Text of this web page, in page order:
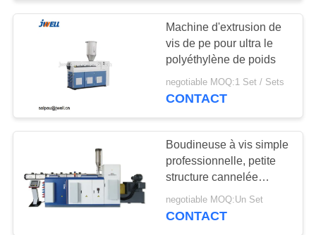
Machine de
soufflage
12
Machine d'extrusion de
vis de pe pour ultra le
polyéthylène de poids
negotiable MOQ:1 Set / Sets
CONTACT
Boudineuse à vis simple
professionnelle, petite
structure cannelée
d'extrudeuse par
machine
negotiable MOQ:Un Set
CONTACT